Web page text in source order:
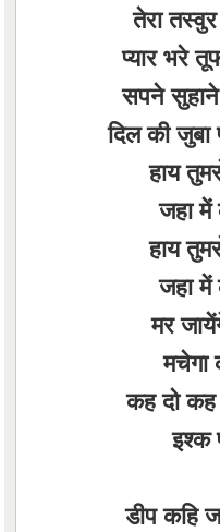
तेरा
प्यार भरे
सपने
दिल की जुबा
हाय
जहा
हाय
जहा
मर
मचेगा
कह दो कह
इश्क
डीप कहि